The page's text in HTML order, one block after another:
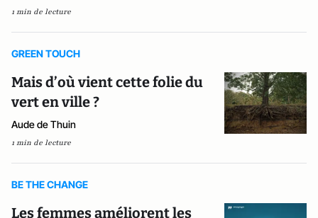
1 min de lecture
GREEN TOUCH
Mais d’où vient cette folie du
vert en ville ?
Aude de Thuin
1 min de lecture
BE THE CHANGE
Les femmes améliorent les